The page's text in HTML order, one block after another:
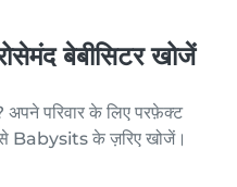
बेबीसिटर खोजें
परिवार के लिए परफ़ेक्ट
से Babysits के ज़रिए खोजें।